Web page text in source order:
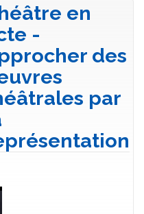
en
-
des
par